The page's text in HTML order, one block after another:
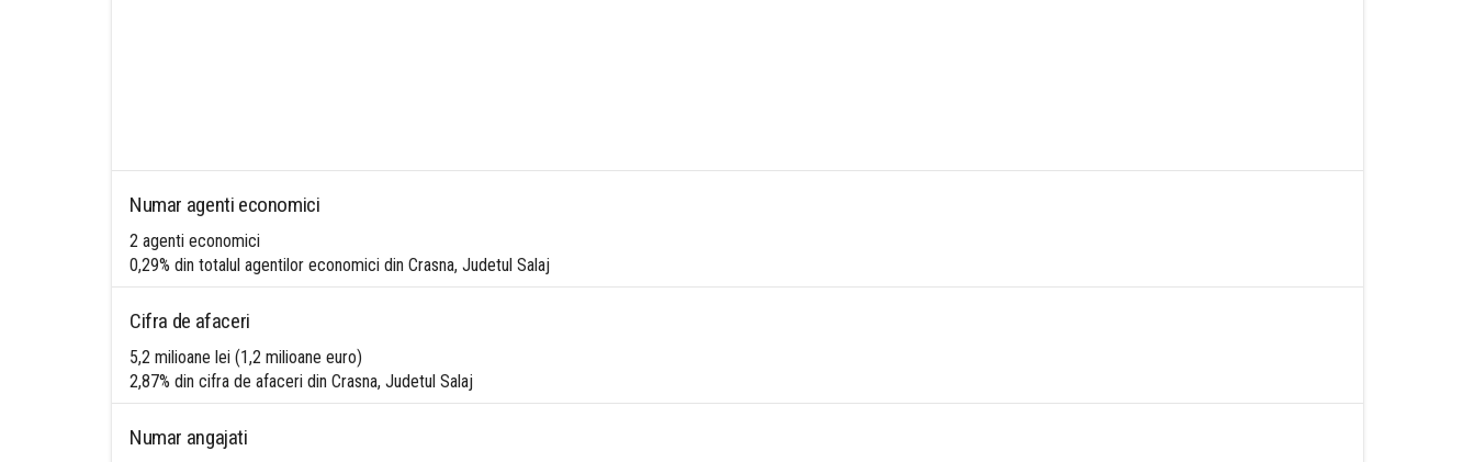
Numar agenti economici
2 agenti economici
0,29% din totalul agentilor economici din Crasna, Judetul Salaj
Cifra de afaceri
5,2 milioane lei (1,2 milioane euro)
2,87% din cifra de afaceri din Crasna, Judetul Salaj
Numar angajati